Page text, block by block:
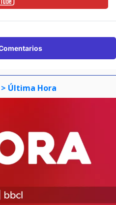
> Última Hora